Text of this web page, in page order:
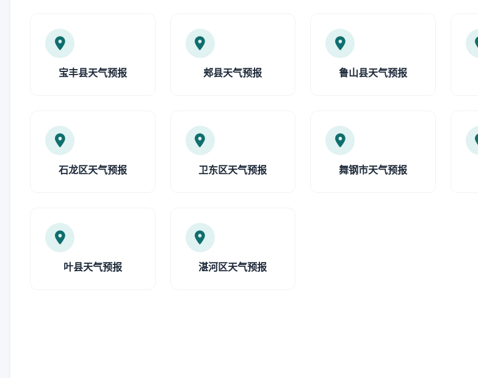
宝丰县天气预报 郏县天气预报 鲁山县天气预报
石龙区天气预报 卫东区天气预报 舞钢市天气预报
叶县天气预报 湛河区天气预报